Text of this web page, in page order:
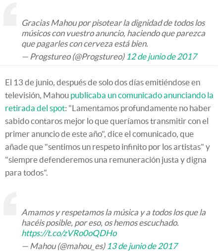
Gracias Mahou por pisotear la dignidad de todos los
músicos con vuestro anuncio, haciendo que parezca
que pagarles con cerveza está bien.
— Progstureo (@Progstureo) 12 de junio de 2017
El 13 de junio, después de solo dos días emitiéndose en
televisión, Mahou publicaba un comunicado anunciando la
retirada del spot: "Lamentamos profundamente no haber
sabido contaros mejor lo que queríamos transmitir con el
primer anuncio de este año", dice el comunicado, que
añade que "sentimos un respeto infinito por los artistas" y
"siempre defenderemos una remuneración justa y digna
para todos".
Amamos y respetamos la música y a todos los que la
hacéis posible, por eso, os hemos escuchado.
https://t.co/zVRo0oQDHo
— Mahou (@mahou_es) 13 de junio de 2017